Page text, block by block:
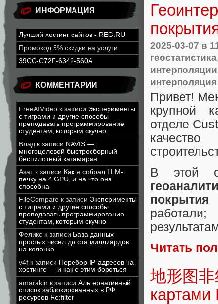
ИНФОРМАЦИЯ
Лучший хостинг сайтов - REG.RU
Промокод 5% скидки на услуги
39CC-C72F-6342-560A
КОММЕНТАРИИ
FreeAIVideo к записи Эксперименты
с тиграми и другие способы
преподавать программирование
студентам, которым скучно
Влад к записи NAVIS —
многоцелевой быстросборный
беспилотный катамаран
Азатк записи Как я собрал LLM-
печку на 4 GPU, и на что она
способна
FileCompare к записи Эксперименты
с тиграми и другие способы
преподавать программирование
студентам, которым скучно
Феликс к записи База данных
простых чисел до ста миллиардов
на коленке
v4f к записи Перебор IP-адресов на
хостинге — и как с этим бороться
amarakin к записи Альтернативный
список заблокированных в РФ
ресурсов Re:filter
2025-03-07 в
геостатистика
интерполяции
интерполяция
Привет!
крупной
отделе
В этой
покрытия
Читать
地形图非
картами